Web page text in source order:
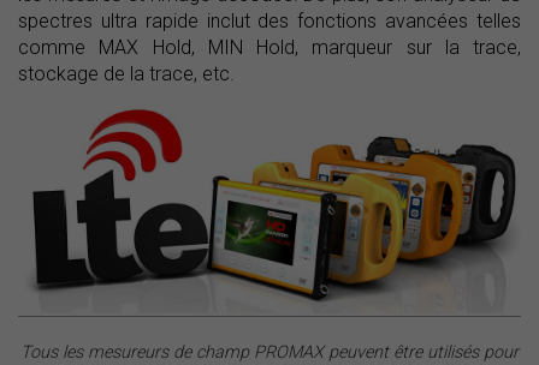
spectres ultra rapide inclut des fonctions avancées telles
comme MAX Hold, MIN Hold, marqueur sur la trace,
stockage de la trace, etc.
Tous les mesureurs de champ PROMAX peuvent être utilisés pour